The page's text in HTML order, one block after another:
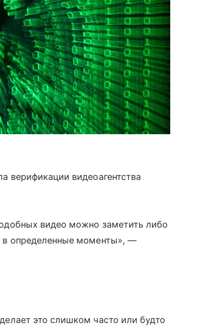
верификации видеоагентства
видео можно заметить либо
в определенные моменты», —
это слишком часто или будто